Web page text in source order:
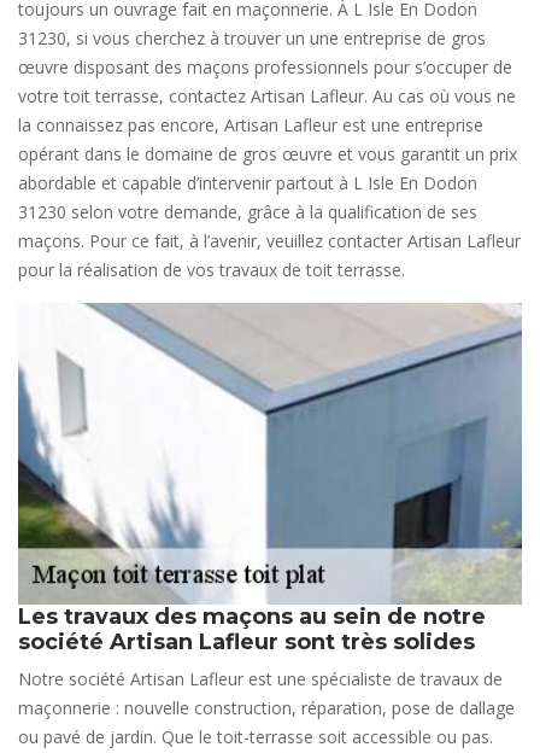
toujours un ouvrage fait en maçonnerie. À L Isle En Dodon
31230, si vous cherchez à trouver un une entreprise de gros
œuvre disposant des maçons professionnels pour s’occuper de
votre toit terrasse, contactez Artisan Lafleur. Au cas où vous ne
la connaissez pas encore, Artisan Lafleur est une entreprise
opérant dans le domaine de gros œuvre et vous garantit un prix
abordable et capable d’intervenir partout à L Isle En Dodon
31230 selon votre demande, grâce à la qualification de ses
maçons. Pour ce fait, à l’avenir, veuillez contacter Artisan Lafleur
pour la réalisation de vos travaux de toit terrasse.
Les travaux des maçons au sein de notre
société Artisan Lafleur sont très solides
Notre société Artisan Lafleur est une spécialiste de travaux de
maçonnerie : nouvelle construction, réparation, pose de dallage
ou pavé de jardin. Que le toit-terrasse soit accessible ou pas.